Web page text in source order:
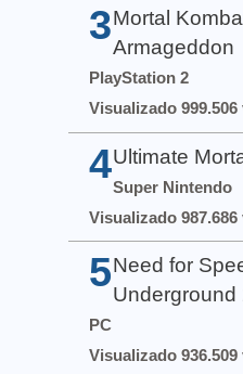
3 Mortal
Armageddon
PlayStation 2
Visualizado 999.506
4 Ultimate
Super Nintendo
Visualizado 987.686
5 Need for
Underground
PC
Visualizado 936.509